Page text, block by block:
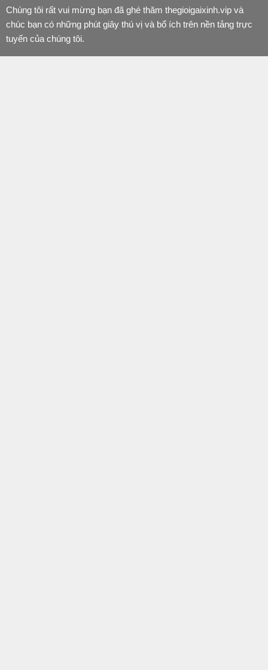
Chúng tôi rất vui mừng bạn đã ghé thăm thegioigaixinh.vip và
chúc bạn có những phút giây thú vị và bổ ích trên nền tảng trực
tuyến của chúng tôi.